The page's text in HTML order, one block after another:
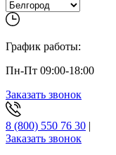
График работы:
Пн-Пт 09:00-18:00
Заказать звонок
8 (800) 550 76 30 |
Заказать звонок